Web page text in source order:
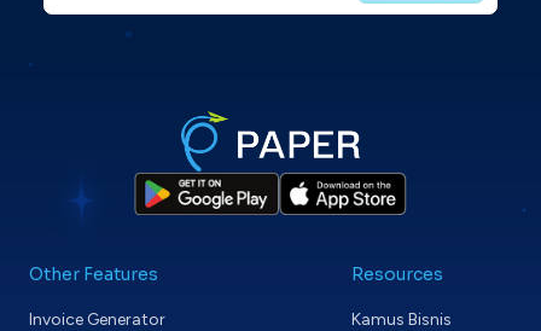
Other Features
Invoice Generator
Resources
Kamus Bisnis